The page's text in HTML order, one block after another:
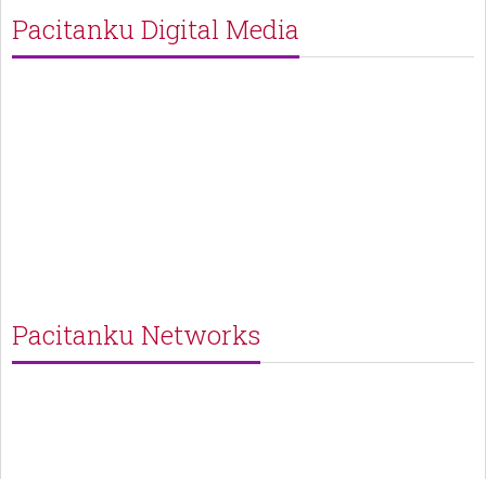
Pacitanku Digital Media
Pacitanku Networks